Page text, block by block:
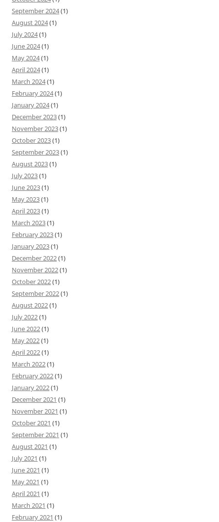
September 2024(1)
August 2024(1)
July 2024(1)
June 2024(1)
May 2024(1)
April 2024(1)
March 2024(1)
February 2024(1)
January 2024(1)
December 2023(1)
November 2023(1)
October 2023(1)
September 2023(1)
August 2023(1)
July 2023(1)
June 2023(1)
May 2023(1)
April 2023(1)
March 2023(1)
February 2023(1)
January 2023(1)
December 2022(1)
November 2022(1)
October 2022(1)
September 2022(1)
August 2022(1)
July 2022(1)
June 2022(1)
May 2022(1)
April 2022(1)
March 2022(1)
February 2022(1)
January 2022(1)
December 2021 (1)
November 2021 (1)
October 2021 (1)
September 2021 (1)
August 2021 (1)
July 2021 (1)
June 2021 (1)
May 2021 (1)
April 2021 (1)
March 2021 (1)
February 2021 (1)